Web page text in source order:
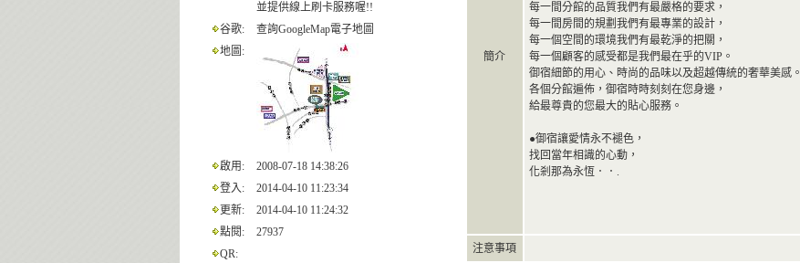
並提供線上刷卡服務喔!!
谷歌:
查詢GoogleMap電子地圖
地圖:
啟用:
2008-07-18 14:38:26
登入:
2014-04-10 11:23:34
更新:
2014-04-10 11:24:32
點閱:
27937
QR:
簡介
每一間分館的品質我們有最嚴格的要求，
每一間房間的規劃我們有最專業的設計，
每一個空間的環境我們有最乾淨的把關，
每一個顧客的感受都是我們最在乎的VIP。
御宿細節的用心、時尚的品味以及超越傳統的奢華美感。
各個分館遍佈，御宿時時刻刻在您身邊，
給最尊貴的您最大的貼心服務。
●御宿讓愛情永不褪色，
找回當年相識的心動，
化剎那為永恆．．.
注意事項